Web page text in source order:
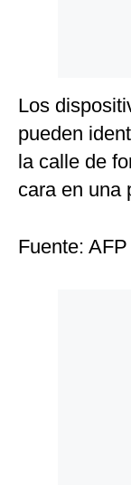
Los
pueden
la calle de
cara en una
Fuente: AFP